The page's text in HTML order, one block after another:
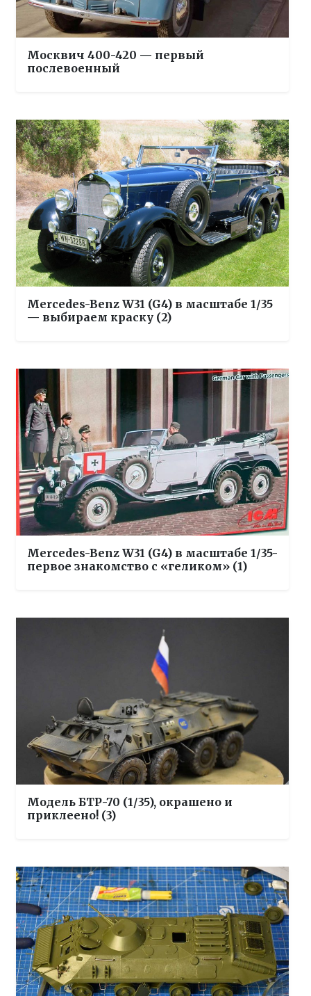
Москвич 400-420 — первый
послевоенный
Mercedes-Benz W31 (G4) в масштабе 1/35
— выбираем краску (2)
Mercedes-Benz W31 (G4) в масштабе 1/35-
первое знакомство с «геликом» (1)
Модель БТР-70 (1/35), окрашено и
приклеено! (3)